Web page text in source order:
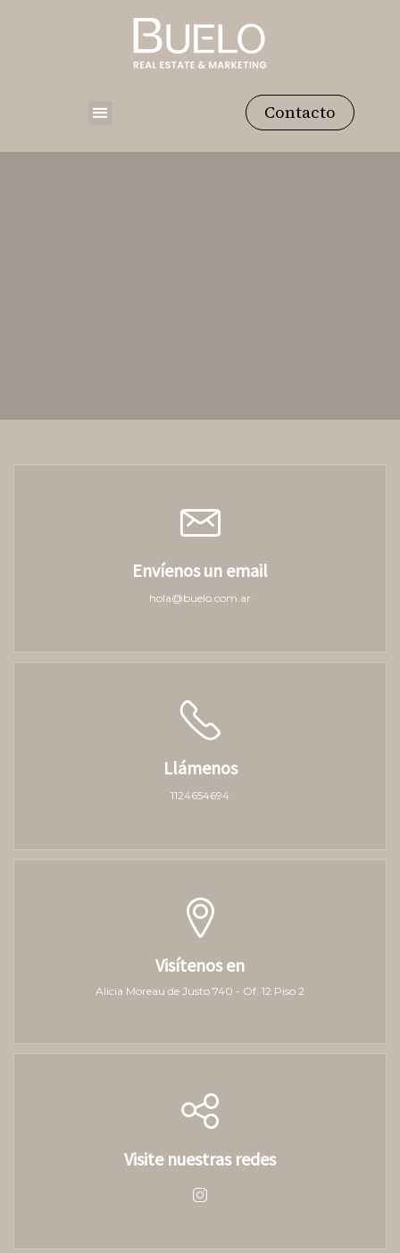
Contacto
Envíenos un email
hola@buelo.com.ar
Llámenos
1124654694
Visítenos en
Alicia Moreau de Justo 740 - Of. 12 Piso 2
Visite nuestras redes